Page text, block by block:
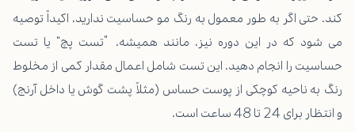
کند. حتی اگر به طور معمول به رنگ مو حساسیت ندارید، اکیداً توصیه
می شود که در این دوره نیز، مانند همیشه، “تست پچ” یا تست
حساسیت را انجام دهید. این تست شامل اعمال مقدار کمی از مخلوط
رنگ به ناحیه کوچکی از پوست حساس (مثلاً پشت گوش یا داخل آرنج)
و انتظار برای 24 تا 48 ساعت است.